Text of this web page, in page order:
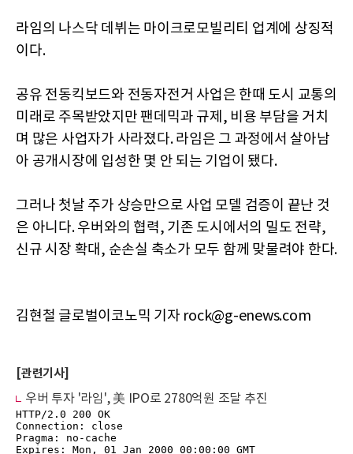
라임의 나스닥 데뷔는 마이크로모빌리티 업계에 상징적
이다.
공유 전동킥보드와 전동자전거 사업은 한때 도시 교통의
미래로 주목받았지만 팬데믹과 규제, 비용 부담을 거치
며 많은 사업자가 사라졌다. 라임은 그 과정에서 살아남
아 공개시장에 입성한 몇 안 되는 기업이 됐다.
그러나 첫날 주가 상승만으로 사업 모델 검증이 끝난 것
은 아니다. 우버와의 협력, 기존 도시에서의 밀도 전략,
신규 시장 확대, 순손실 축소가 모두 함께 맞물려야 한다.
김현철 글로벌이코노믹 기자 rock@g-enews.com
[관련기사]
우버 투자 '라임', 美 IPO로 2780억원 조달 추진